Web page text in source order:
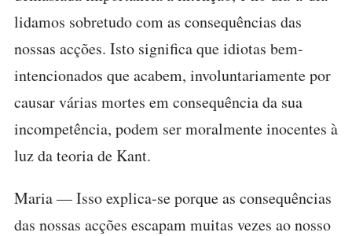
lidamos sobretudo com as consequências das
nossas acções. Isto significa que idiotas bem-
intencionados que acabem, involuntariamente por
causar várias mortes em consequência da sua
incompetência, podem ser moralmente inocentes à
luz da teoria de Kant.
Maria — Isso explica-se porque as consequências
das nossas acções escapam muitas vezes ao nosso